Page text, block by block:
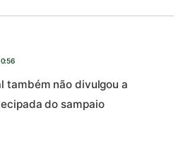
também não divulgou a
do sampaio